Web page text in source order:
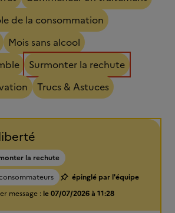
de la consommation
Mois sans alcool
Surmonter la rechute
Trucs & Astuces
la rechute
épinglé par l'équipe
message : le 07/07/2026 à 11:28